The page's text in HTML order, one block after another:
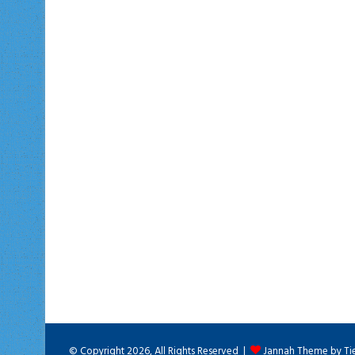
© Copyright 2026, All Rights Reserved | Jannah Theme by